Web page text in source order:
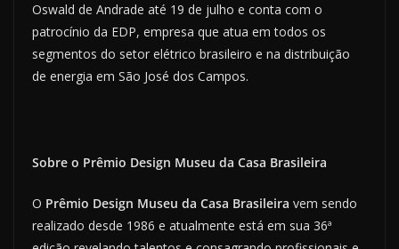
Oswald de Andrade até 19 de julho e conta com o
patrocínio da EDP, empresa que atua em todos os
segmentos do setor elétrico brasileiro e na distribuição
de energia em São José dos Campos.
Sobre o Prêmio Design Museu da Casa Brasileira
O Prêmio Design Museu da Casa Brasileira vem sendo
realizado desde 1986 e atualmente está em sua 36ª